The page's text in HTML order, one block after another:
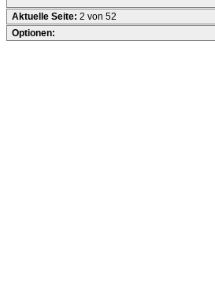
Aktuelle Seite: 2 von 52
Optionen: